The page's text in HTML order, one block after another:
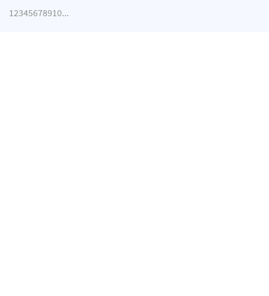
12345678910...